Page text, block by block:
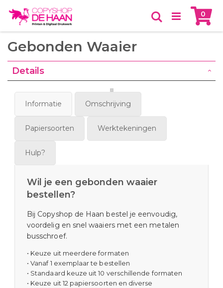
to
Content
0
Zoeken
Gebonden Waaier
Details
Informatie Omschrijving
Papiersoorten Werktekeningen
Hulp?
Wil je een gebonden waaier
bestellen?
Bij Copyshop de Haan bestel je eenvoudig,
voordelig en snel waaiers met een metalen
busschroef.
• Keuze uit meerdere formaten
• Vanaf 1 exemplaar te bestellen
• Standaard keuze uit 10 verschillende formaten
• Keuze uit 12 papiersoorten en diverse